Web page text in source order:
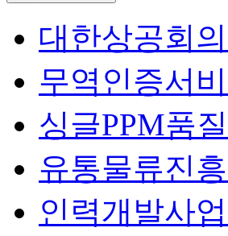
대한상공회
무역인증서
싱글PPM품
유통물류진
인력개발사